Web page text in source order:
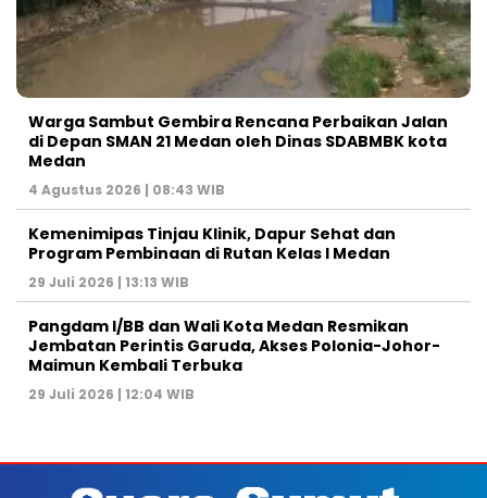
Warga Sambut Gembira Rencana Perbaikan Jalan
di Depan SMAN 21 Medan oleh Dinas SDABMBK kota
Medan
4 Agustus 2026 | 08:43 WIB
Kemenimipas Tinjau Klinik, Dapur Sehat dan
Program Pembinaan di Rutan Kelas I Medan
29 Juli 2026 | 13:13 WIB
Pangdam I/BB dan Wali Kota Medan Resmikan
Jembatan Perintis Garuda, Akses Polonia-Johor-
Maimun Kembali Terbuka
29 Juli 2026 | 12:04 WIB